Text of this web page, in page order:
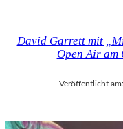
David Garrett mit
Open Air am
Veröffentlicht am: